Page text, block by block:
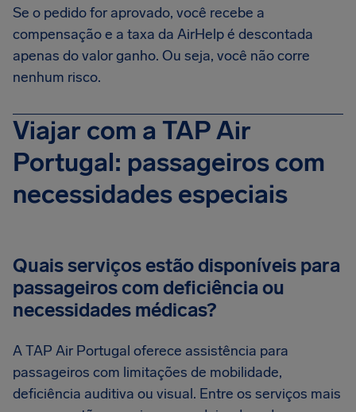
Se o pedido for aprovado, você recebe a
compensação e a taxa da AirHelp é descontada
apenas do valor ganho. Ou seja, você não corre
nenhum risco.
Viajar com a TAP Air
Portugal: passageiros com
necessidades especiais
Quais serviços estão disponíveis para
passageiros com deficiência ou
necessidades médicas?
A TAP Air Portugal oferece assistência para
passageiros com limitações de mobilidade,
deficiência auditiva ou visual. Entre os serviços mais